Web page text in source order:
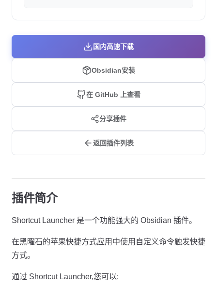
国内高速下载
Obsidian安装
在 GitHub 上查看
分享插件
返回插件列表
插件简介
Shortcut Launcher 是一个功能强大的 Obsidian 插件。
在黑曜石的苹果快捷方式应用中使用自定义命令触发快捷
方式。
通过 Shortcut Launcher,您可以: